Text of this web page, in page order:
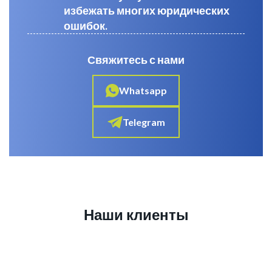
избежать многих юридических
ошибок.
Свяжитесь с нами
Whatsapp
Telegram
Наши клиенты